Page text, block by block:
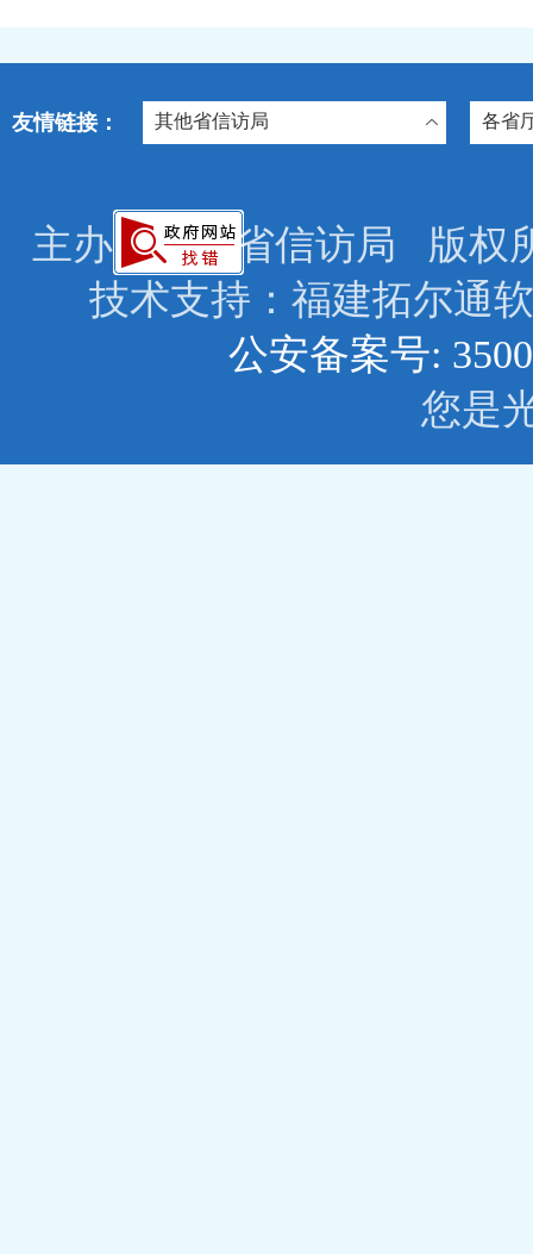
友情链接： 其他省信访局 各省
主办：福建省信访局 版权
技术支持：福建拓尔
公安备案号:
您是